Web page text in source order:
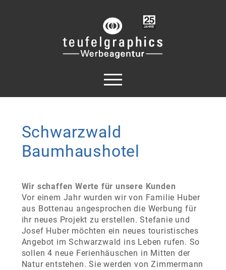
Schwarzwald
Baumhaushotel
Wir schaffen Werte für unsere Kunden
Vor einem Jahr wurden wir von Familie Huber
aus Bottenau angesprochen die Werbung für
ihr neues Projekt zu erstellen. Stefanie und
Josef Huber möchten ein neues touristisches
Angebot im Schwarzwald ins Leben rufen. So
sollen 4 neue Ferienhäuschen in Mitten der
Natur entstehen. Sie werden von Zimmermann